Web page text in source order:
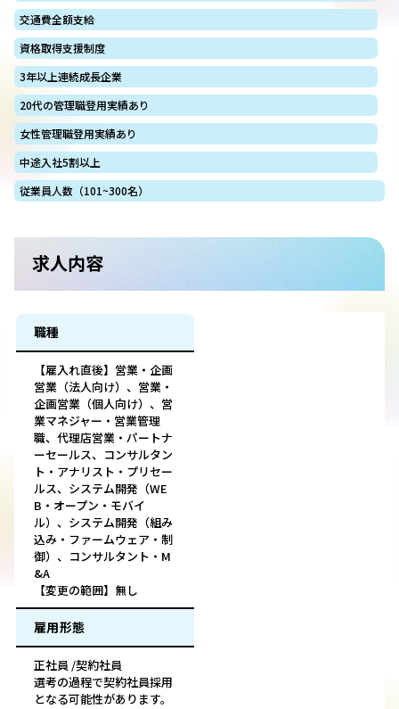
交通費全額支給
資格取得支援制度
3年以上連続成長企業
20代の管理職登用実績あり
女性管理職登用実績あり
中途入社5割以上
従業員人数（101~300名）
求人内容
職種
【雇入れ直後】営業・企画
営業（法人向け）、営業・
企画営業（個人向け）、営
業マネジャー・営業管理
職、代理店営業・パートナ
ーセールス、コンサルタン
ト・アナリスト・プリセー
ルス、システム開発（WE
B・オープン・モバイ
ル）、システム開発（組み
込み・ファームウェア・制
御）、コンサルタント・M
&A
【変更の範囲】無し
雇用形態
正社員 /契約社員
選考の過程で契約社員採用
となる可能性があります。